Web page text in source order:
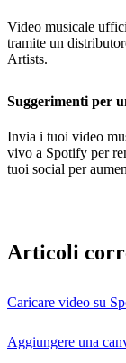
Video musicale
tramite un
Artists.
Suggerimenti per
Invia i tuoi video
vivo a Spotify per
tuoi social per
Articoli
Caricare video su
Aggiungere una